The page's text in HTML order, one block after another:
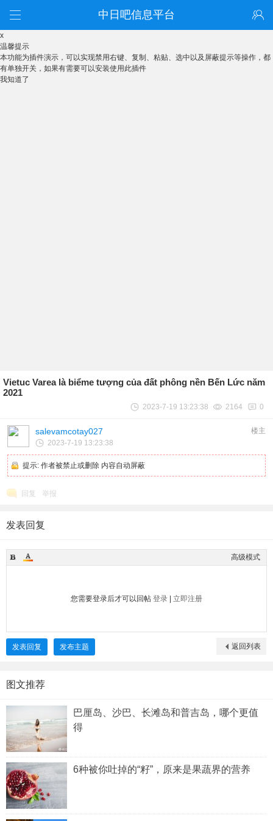
中日吧信息平台
x
温馨提示
本功能为插件演示，可以实现禁用右键、复制、粘贴、选中以及屏蔽提示等操作，都
有单独开关，如果有需要可以安装使用此插件
我知道了
Vietuc Varea là biểme tượng của đất phông nền Bến Lức năm
2021
2023-7-19 13:23:38 2164 0
salevamcotay027
楼主
2023-7-19 13:23:38
提示: 作者被禁止或删除 内容自动屏蔽
回复 举报
发表回复
高级模式
您需要登录后才可以回帖 登录 立即注册
返回列表
发表回复 发布主题
图文推荐
巴厘岛、沙巴、长滩岛和普吉岛，哪个更值
得
6种被你吐掉的“籽”，原来是果蔬界的营养